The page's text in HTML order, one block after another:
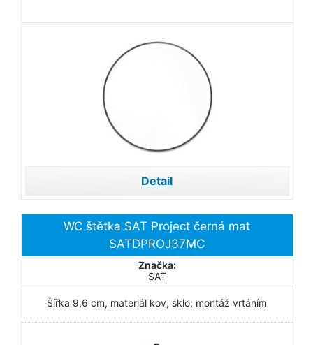
Detail
WC štětka SAT Project černá mat
SATDPROJ37MC
Značka:
SAT
Šířka 9,6 cm, materiál kov, sklo; montáž vrtáním